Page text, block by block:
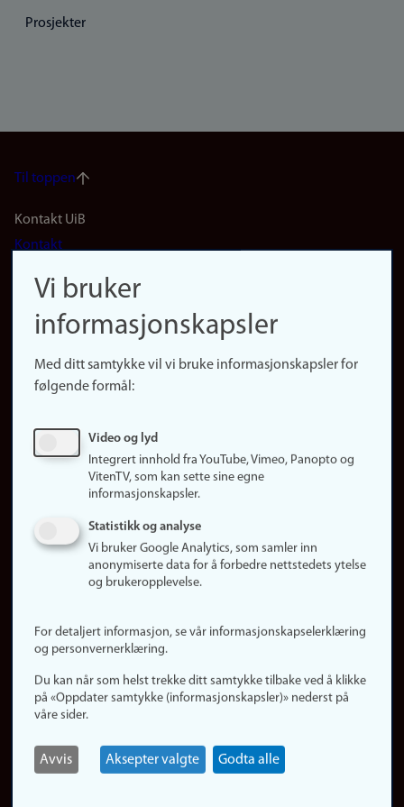
Prosjekter
Til toppen
Footer
(no)
Kontakt UiB
Kontakt
Finn forsker
Presse
Finn studier
Ledige stillinger
Om nettstedet
Informasjonskapsler
Personvern
Logg inn
Rediger din ansattside
Vi bruker
informasjonskapsler
Med ditt samtykke vil vi bruke informasjonskapsler for
følgende formål:
Video og lyd
Integrert innhold fra YouTube, Vimeo, Panopto og
VitenTV, som kan sette sine egne
informasjonskapsler.
Statistikk og analyse
Vi bruker Google Analytics, som samler inn
anonymiserte data for å forbedre nettstedets ytelse
og brukeropplevelse.
For detaljert informasjon, se vår informasjonskapselerklæring
og personvernerklæring.
Du kan når som helst trekke ditt samtykke tilbake ved å klikke
på «Oppdater samtykke (informasjonskapsler)» nederst på
våre sider.
Avvis Aksepter valgte Godta alle